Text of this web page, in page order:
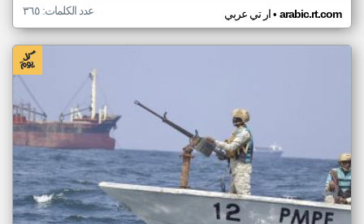
ار تي عربي• arabic.rt.com عدد الكلمات: ٣٦٥